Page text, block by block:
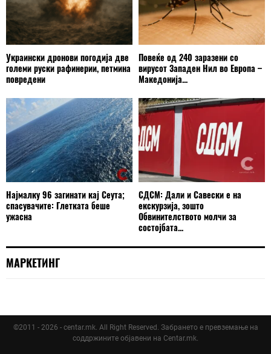
Украински дронови погодија две
големи руски рафинерии, петмина
повредени
Повеќе од 240 заразени со
вирусот Западен Нил во Европа –
Македонија...
Најмалку 96 загинати кај Сеута;
спасувачите: Глетката беше
ужасна
СДСМ: Дали и Савески е на
екскурзија, зошто
Обвинителството молчи за
состојбата...
МАРКЕТИНГ
©2011 - 2026 - centar.mk. All Right Reserved. Забрането е превземање на
соддржините објавени на Centar.mk.